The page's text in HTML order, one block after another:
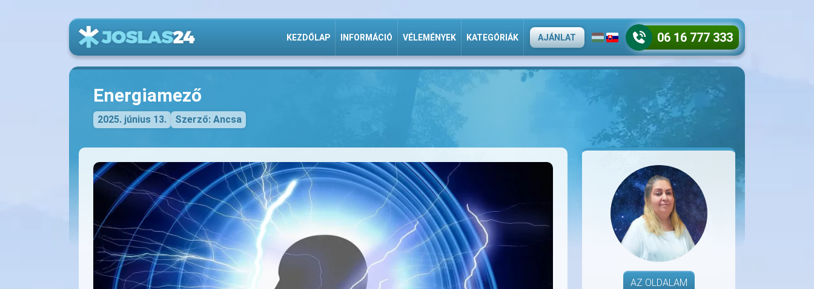
KEZDŐLAP INFORMÁCIÓ VÉLEMÉNYEK KATEGÓRIÁK AJÁNLAT 06 16 777 333
Energiamező
2025. június 13. Szerző: Ancsa
AZ OLDALAM